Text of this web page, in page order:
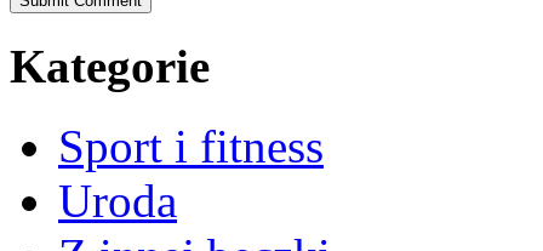
Kategorie
Sport i fitness
Uroda